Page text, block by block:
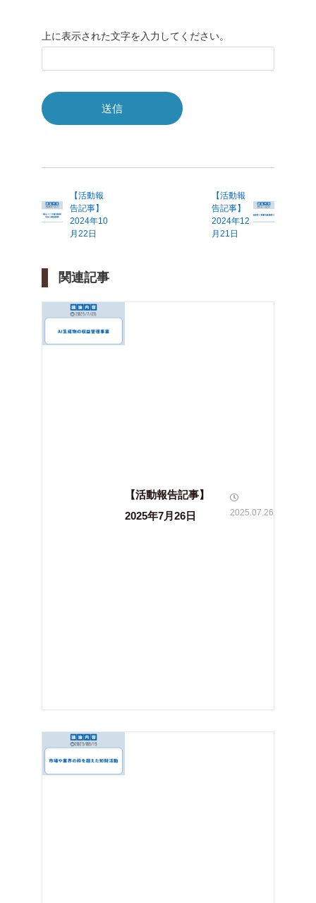
上に表示された文字を入力してください。
【活動報
告記事】
2024年10
月22日
【活動報
告記事】
2024年12
月21日
関連記事
【活動報告記事】
2025年7月26日
2025.07.26